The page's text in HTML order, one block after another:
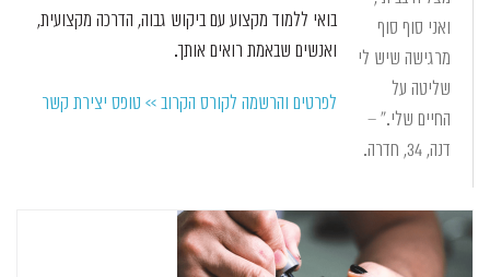
ואני סוף סוף
מרגישה שיש לי
שליטה על
החיים שלי." –
דנה, 34, חדרה.
בואי ללמוד מקצוע עם ביקוש גבוה, הדרכה מקצועית,
ואנשים שבאמת רואים אותך.
לפרטים והרשמה לקורס הקרוב >> טופס יצירת קשר